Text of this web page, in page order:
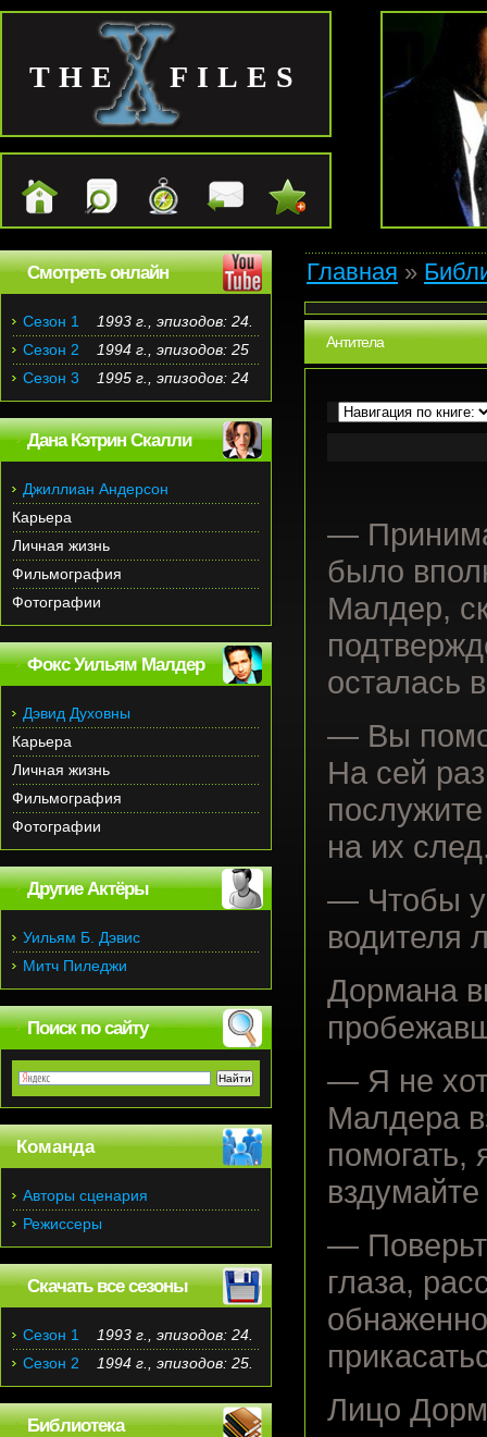
THE FILES
Главная »
Антитела
—
было
Малдер,
осталась
— Вы
На сей
на их
— Чтобы
водителя
Дормана
— Я не
Малдера
помогать,
—
глаза,
Лицо
Смотреть онлайн
Сезон 1
1993 г., эпизодов: 24.
Сезон 2
1994 г., эпизодов: 25
Сезон 3
1995 г., эпизодов: 24
Дана Кэтрин Скалли
Джиллиан Андерсон
Карьера
Личная жизнь
Фильмография
Фотографии
Фокс Уильям Малдер
Дэвид Духовны
Карьера
Личная жизнь
Фильмография
Фотографии
Другие Актёры
Уильям Б. Дэвис
Митч Пиледжи
Поиск по сайту
Команда
Авторы сценария
Режиссеры
Скачать все сезоны
Сезон 1
1993 г., эпизодов: 24.
Сезон 2
1994 г., эпизодов: 25.
Библиотека